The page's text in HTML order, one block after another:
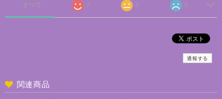
すべて 3 0 0
通報する
関連商品